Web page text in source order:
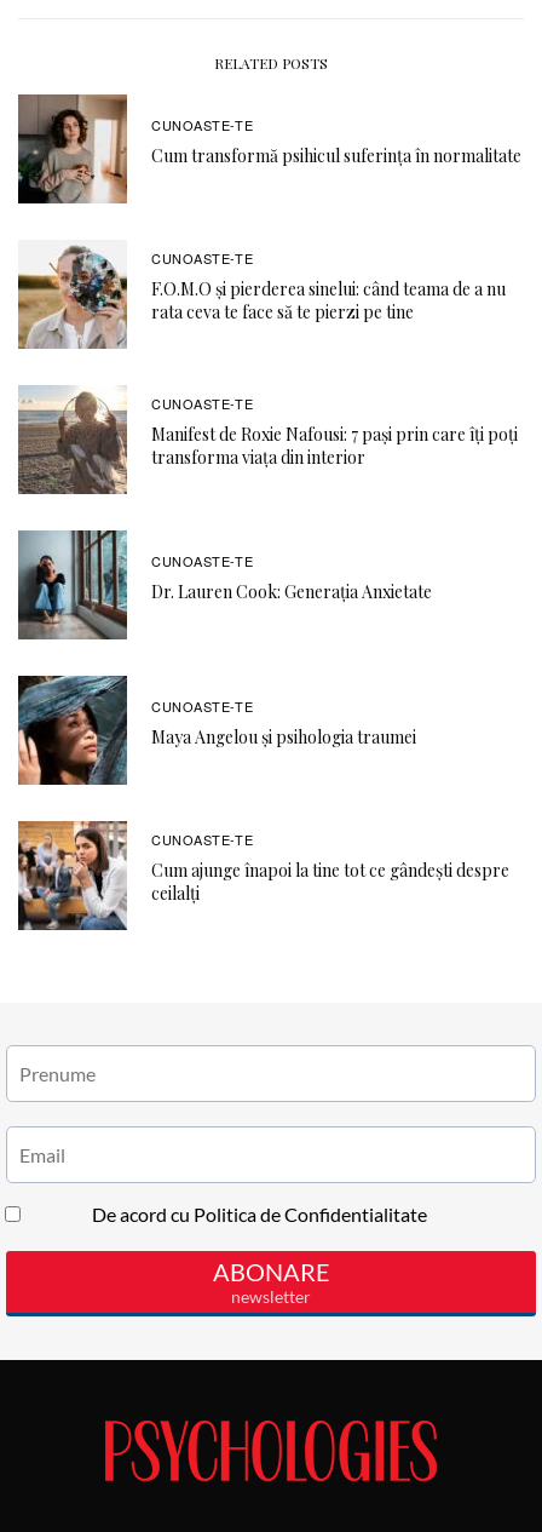
RELATED POSTS
CUNOASTE-TE
Cum transformă psihicul suferința în normalitate
CUNOASTE-TE
F.O.M.O şi pierderea sinelui: când teama de a nu
rata ceva te face să te pierzi pe tine
CUNOASTE-TE
Manifest de Roxie Nafousi: 7 pași prin care îți poți
transforma viața din interior
CUNOASTE-TE
Dr. Lauren Cook: Generația Anxietate
CUNOASTE-TE
Maya Angelou și psihologia traumei
CUNOASTE-TE
Cum ajunge înapoi la tine tot ce gândești despre
ceilalți